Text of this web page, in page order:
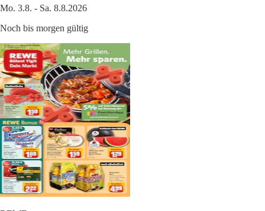
Mo. 3.8. - Sa. 8.8.2026
Noch bis morgen gültig